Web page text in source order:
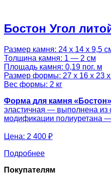
Бостон Угол
Размер камня: 24 х 14 х 9,5
Толщина камня: 1 — 2 см
Площадь камня: 0,19 пог. м
Размер формы: 27 х 16 х 23
Вес формы: 2 кг
Форма для камня « Бостон»
эластичная — выполнена из
модификации полиуретана
Цена: 2 400 ₽
Подробнее
Покупателям